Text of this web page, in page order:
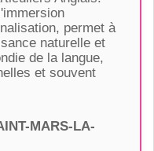
permet à
naturelle et
de la langue,
et souvent
MARS-LA-